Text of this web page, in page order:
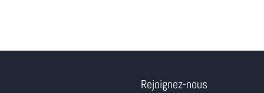
Rejoignez-nous